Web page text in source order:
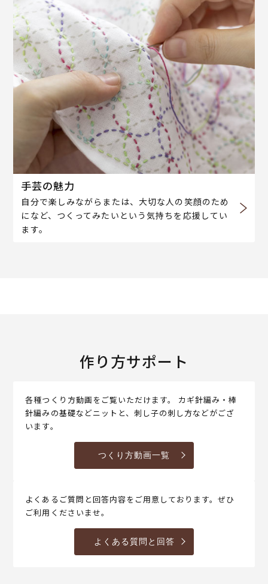
手芸の魅力
自分で楽しみながらまたは、大切な人の笑顔のため
になど、つくってみたいという気持ちを応援してい
ます。
作り方サポート
各種つくり方動画をご覧いただけます。 カギ針編み・棒
針編みの基礎などニットと、刺し子の刺し方などがござ
います。
つくり方動画一覧
よくあるご質問と回答内容をご用意しております。ぜひ
ご利用くださいませ。
よくある質問と回答